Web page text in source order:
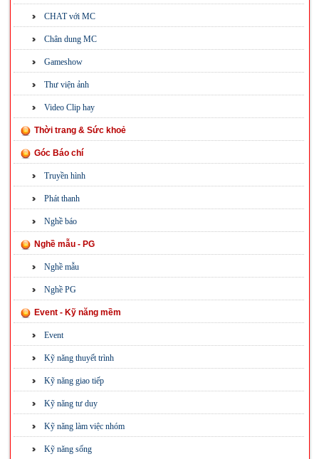
CHAT với MC
Chân dung MC
Gameshow
Thư viện ảnh
Video Clip hay
Thời trang & Sức khoẻ
Góc Báo chí
Truyền hình
Phát thanh
Nghề báo
Nghề mẫu - PG
Nghề mẫu
Nghề PG
Event - Kỹ năng mềm
Event
Kỹ năng thuyết trình
Kỹ năng giao tiếp
Kỹ năng tư duy
Kỹ năng làm việc nhóm
Kỹ năng sống